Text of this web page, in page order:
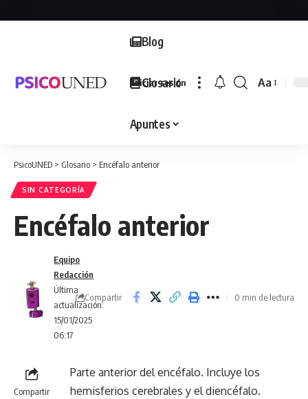
Blog
Glosario
Apuntes
Iniciar sesión
Font
Aa
PsicoUNED > Glosario > Encéfalo anterior
SIN CATEGORÍA
Encéfalo anterior
Última
actualización:
15/01/2025
06:17
Equipo
Redacción
Compartir 0 min de lectura
Compartir
Parte anterior del encéfalo. Incluye los
hemisferios cerebrales y el diencéfalo.